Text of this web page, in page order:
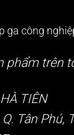
ga công
phẩm trên
TIÊN
Tân Phú,